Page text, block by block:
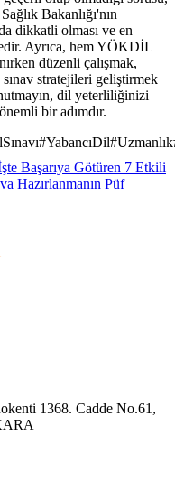
Bakanlığı'nın
dikkatli olması ve en
Ayrıca, hem YÖKDİL
düzenli çalışmak,
stratejileri geliştirmek
dil yeterliliğinizi
bir adımdır.
#YabancıDil#Uzmanlık
Başarıya Götüren 7 Etkili
Hazırlanmanın Püf
1368. Cadde No.61,